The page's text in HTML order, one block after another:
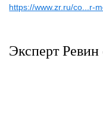
https://www.zr.ru/co...r-
Эксперт